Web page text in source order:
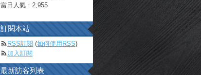
當日人氣： 2,955
訂閱本站
RSS訂閱 (如何使用RSS)
加入訂閱
最新訪客列表